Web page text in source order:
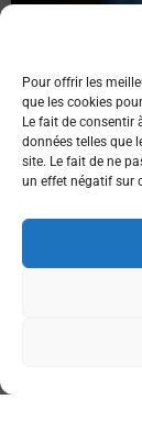
Pour offrir les
que les cookies
Le fait de consentir
données telles que
site. Le fait de ne
un effet négatif sur